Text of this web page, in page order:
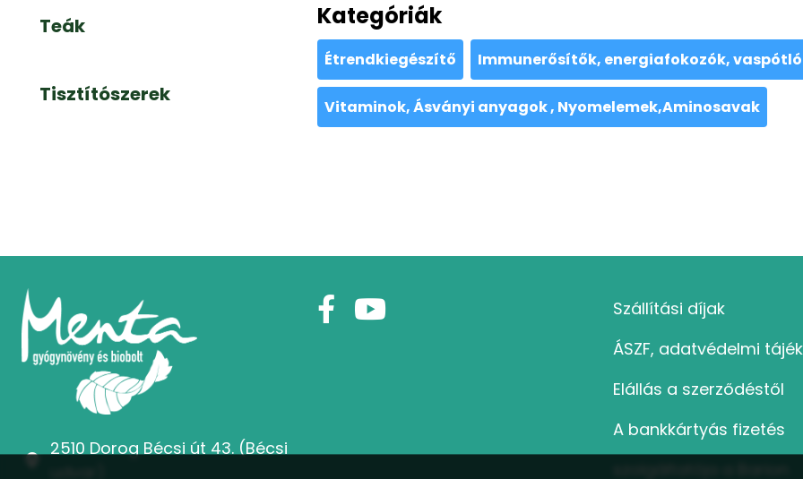
Teák
Tisztítószerek
Kategóriák
Étrendkiegészítő Immunerősítők, energiafokozók,
Vitaminok, Ásványi anyagok , Nyomelemek,Aminosavak
Szállítási díjak
ÁSZF, adatvédelmi
Elállás a szerződéstől
A bankkártyás fizetés
2510 Dorog Bécsi út 43. (Bécsi